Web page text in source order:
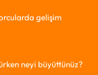
gelişim
neyi büyüttünüz?